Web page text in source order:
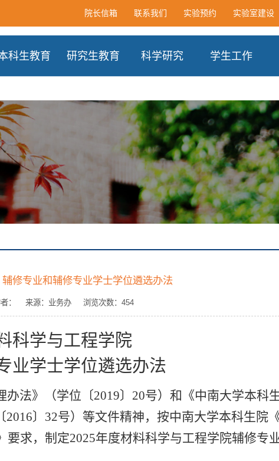
院长信箱 联系我们 实验预约 实验室建设
科生教育 研究生教育 科学研究 学生工作
修专业和辅修专业学士学位遴选办法
者： 来源：业务办 浏览次数：454
科学与工程学院
业学士学位遴选办法
办法》（学位〔2019〕 20号）和《中南大学本科
2016〕 32号）等文件精神，按中南大学本科生院
要求，制定2025年度材料科学与工程学院辅修专